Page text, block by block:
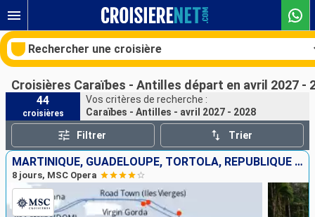
Rechercher une croisière
Nos destinations
Mois de départ
Ports
Croisières Caraïbes - Antilles départ en avril 2027 -
44
croisières
Vos critères de recherche :
Caraïbes - Antilles - avril 2027 - 2028
Filtrer Trier
MARTINIQUE, GUADELOUPE, TORTOLA, RÉPUBLIQUE DOMINICAINE, VIRGIN GORDA, SAINT-MARTIN
8 jours, MSC Opera